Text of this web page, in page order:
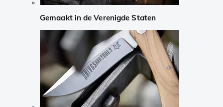
Gemaakt in de Verenigde Staten